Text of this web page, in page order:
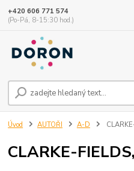
+420 606 771 574
(Po-Pá, 8-15:30 hod.)
Úvod AUTOŘI A-D
CLARKE-